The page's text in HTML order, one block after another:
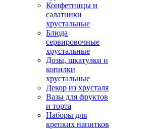
Конфетницы и
салатники
хрустальные
Блюда
сервировочные
хрустальные
Дозы, шкатулки и
копилки
хрустальные
Декор из хрусталя
Вазы для фруктов
и торта
Наборы для
крепких напитков